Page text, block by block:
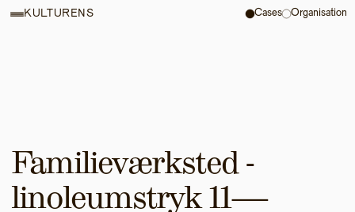
Familieværksted -
linoleumstryk 11—
KULTURENS Cases Organisation